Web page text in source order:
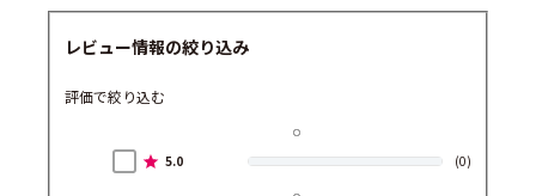
レビュー情報の絞り込み
評価で絞り込む
5.0 (0)